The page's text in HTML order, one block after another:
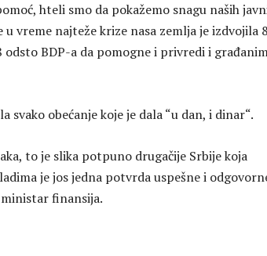
hteli smo da pokažemo snagu naših
vreme najteže krize nasa zemlja je izdvojila
BDP-a da pomogne i privredi i
svako obećanje koje je dala “u dan, i dinar“.
to je slika potpuno drugačije Srbije koja
je jos jedna potvrda uspešne i
finansija.